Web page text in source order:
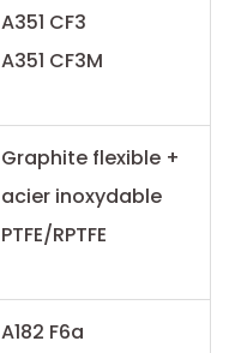
A351 CF3
A351 CF3M
Graphite flexible +
acier inoxydable
PTFE/RPTFE
A182 F6a